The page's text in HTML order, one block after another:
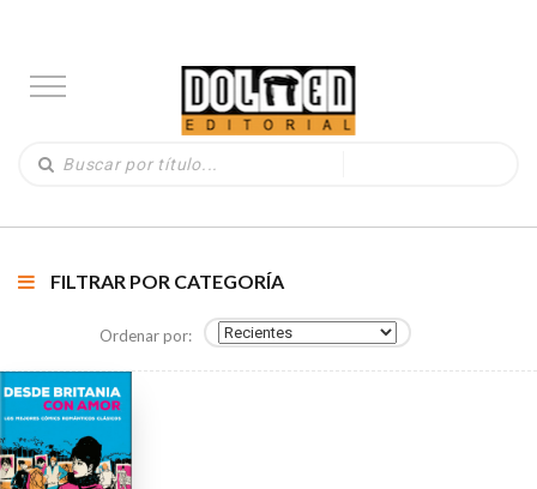
FILTRAR POR CATEGORÍA
Ordenar por: